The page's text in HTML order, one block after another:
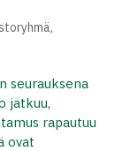
,
seurauksena
jatkuu,
rapautuu
ovat